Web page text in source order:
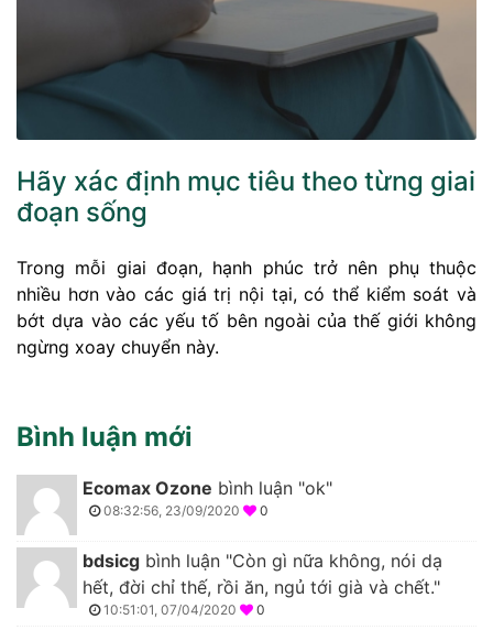
Hãy xác định mục tiêu theo từng giai
đoạn sống
Trong mỗi giai đoạn, hạnh phúc trở nên phụ thuộc
nhiều hơn vào các giá trị nội tại, có thể kiểm soát và
bớt dựa vào các yếu tố bên ngoài của thế giới không
ngừng xoay chuyển này.
Bình luận mới
Ecomax Ozone bình luận "ok"
08:32:56, 23/09/2020 0
bdsicg bình luận "Còn gì nữa không, nói dạ
hết, đời chỉ thế, rồi ăn, ngủ tới già và chết."
10:51:01, 07/04/2020 0